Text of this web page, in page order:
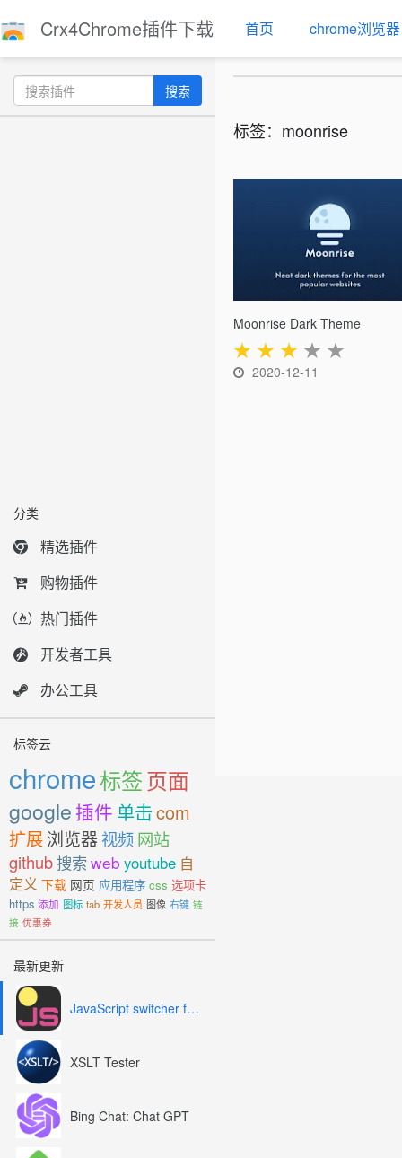
Crx4Chrome插件下载 首页 chrome浏览器
搜索
分类
精选插件
购物插件
热门插件
开发者工具
办公工具
标签云
chrome标签页面
google 插件 单击com
扩展浏览器 视频网站
github搜索web youtube 自
定义 下载 网页 应用程序 css 选项卡
https 添加 图标 tab 开发人员 图像 右键 链
接 优惠券
最新更新
JavaScript switcher for SEO and development
XSLT Tester
Bing Chat: Chat GPT
标签：moonrise
Moonrise Dark Theme
★ ★ ★ ★ ★
2020-12-11